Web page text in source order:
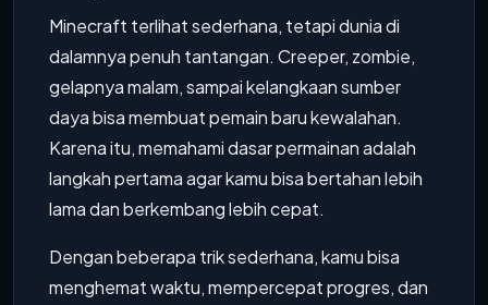
Minecraft terlihat sederhana, tetapi dunia di
dalamnya penuh tantangan. Creeper, zombie,
gelapnya malam, sampai kelangkaan sumber
daya bisa membuat pemain baru kewalahan.
Karena itu, memahami dasar permainan adalah
langkah pertama agar kamu bisa bertahan lebih
lama dan berkembang lebih cepat.
Dengan beberapa trik sederhana, kamu bisa
menghemat waktu, mempercepat progres, dan